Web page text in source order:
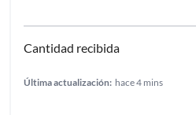
Última actualización: hace 4 mins